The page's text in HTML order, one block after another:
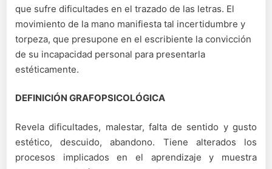
que sufre dificultades en el trazado de las letras. El
movimiento de la mano manifiesta tal incertidumbre y
torpeza, que presupone en el escribiente la convicción
de su incapacidad personal para presentarla
estéticamente.
DEFINICIÓN GRAFOPSICOLÓGICA
Revela dificultades, malestar, falta de sentido y gusto
estético, descuido, abandono. Tiene alterados los
procesos implicados en el aprendizaje y muestra